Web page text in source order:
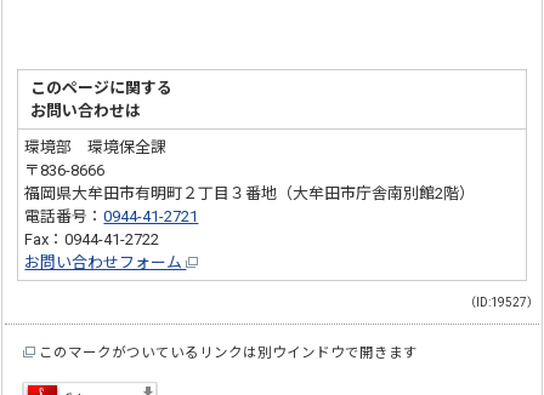
このページに関する
お問い合わせは
環境部 環境保全課
〒836-8666
福岡県大牟田市有明町２丁目３番地（大牟田市庁舎南別館2階）
電話番号：0944-41-2721
Fax：0944-41-2722
お問い合わせフォーム
（ID:19527）
このマークがついているリンクは別ウインドウで開きます